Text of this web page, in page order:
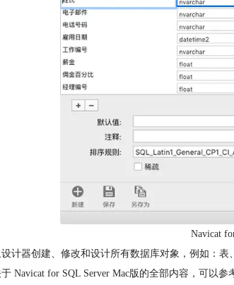
Navicat
计器创建、修改和设计所有数据库对象，例如：
Navicat for SQL Server Mac版的全部内容，可以参